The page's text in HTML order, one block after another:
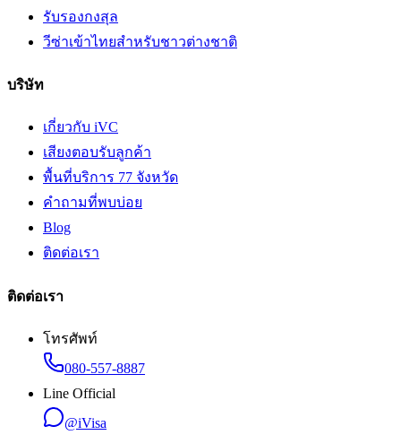
รับรองกงสุล
วีซ่าเข้าไทยสำหรับชาวต่างชาติ
บริษัท
เกี่ยวกับ iVC
เสียงตอบรับลูกค้า
พื้นที่บริการ 77 จังหวัด
คำถามที่พบบ่อย
Blog
ติดต่อเรา
ติดต่อเรา
โทรศัพท์
080-557-8887
Line Official
@iVisa